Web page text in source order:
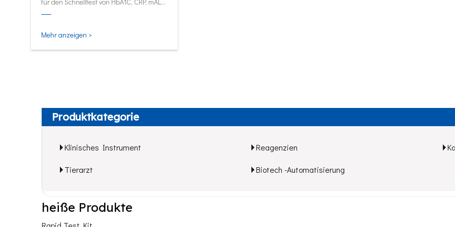
und SAA.
Mehr anzeigen >
Produktkategorie
Klinisches Instrument Reagenzien
Tierarzt Biotech -Automatisierung
heiße Produkte